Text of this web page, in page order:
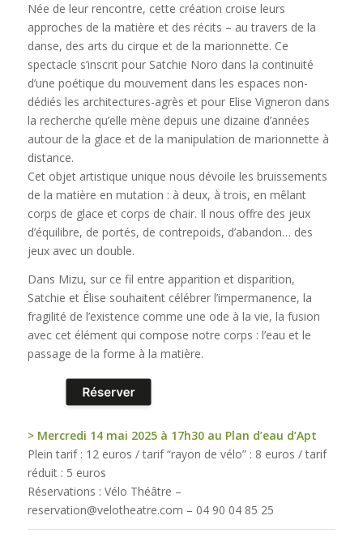
Née de leur rencontre, cette création croise leurs
approches de la matière et des récits – au travers de la
danse, des arts du cirque et de la marionnette. Ce
spectacle s’inscrit pour Satchie Noro dans la continuité
d’une poétique du mouvement dans les espaces non-
dédiés les architectures-agrès et pour Elise Vigneron dans
la recherche qu’elle mène depuis une dizaine d’années
autour de la glace et de la manipulation de marionnette à
distance.
Cet objet artistique unique nous dévoile les bruissements
de la matière en mutation : à deux, à trois, en mêlant
corps de glace et corps de chair. Il nous offre des jeux
d’équilibre, de portés, de contrepoids, d’abandon… des
jeux avec un double.
Dans Mizu, sur ce fil entre apparition et disparition,
Satchie et Élise souhaitent célébrer l’impermanence, la
fragilité de l’existence comme une ode à la vie, la fusion
avec cet élément qui compose notre corps : l’eau et le
passage de la forme à la matière.
> Mercredi 14 mai 2025 à 17h30 au Plan d’eau d’Apt
Plein tarif : 12 euros / tarif “rayon de vélo” : 8 euros / tarif
réduit : 5 euros
Réservations : Vélo Théâtre –
reservation@velotheatre.com – 04 90 04 85 25